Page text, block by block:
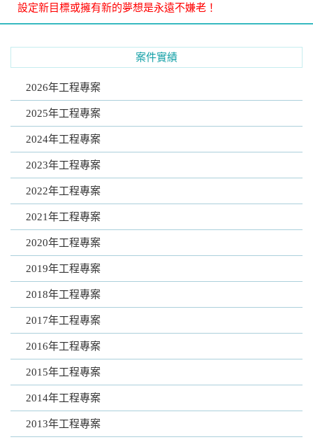
設定新目標或擁有新的夢想是永遠不嫌老！
案件實績
2026年工程專案
2025年工程專案
2024年工程專案
2023年工程專案
2022年工程專案
2021年工程專案
2020年工程專案
2019年工程專案
2018年工程專案
2017年工程專案
2016年工程專案
2015年工程專案
2014年工程專案
2013年工程專案